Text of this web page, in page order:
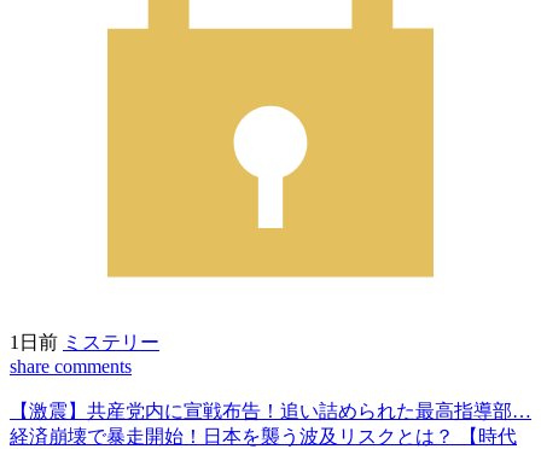
1日前 ミステリー
share comments
【激震】共産党内に宣戦布告！追い詰められた最高指導部…
経済崩壊で暴走開始！日本を襲う波及リスクとは？ 【時代